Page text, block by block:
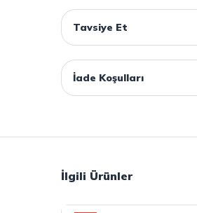
Tavsiye Et
İade Koşulları
İlgili Ürünler